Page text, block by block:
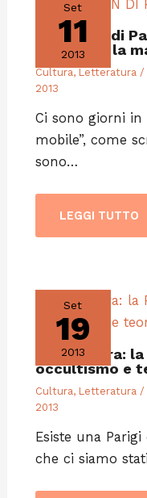
Set
11
2013
Lo spleen di
ti attacca la
Cultura, Letteratura/
2013
Ci sono giorni in
mobile”, come
sono…
LEGGI TUTTO
Set
19
2013
Letteratura:
occultismo e
Cultura, Letteratura /
2013
Esiste una
che ci siamo